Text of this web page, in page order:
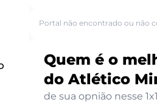
Portal não encontrado ou não
Quem é o
do Atlético
de sua opnião nesse 1x1